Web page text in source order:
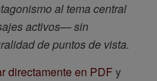
al tema central
activos— sin
de puntos de vista.
directamente en PDFy